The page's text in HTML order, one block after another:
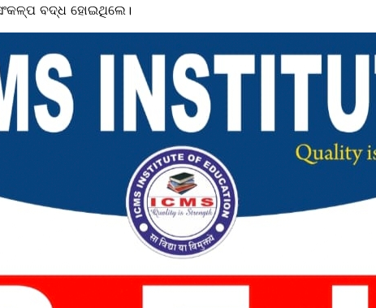
ବଦ୍ଧ ହୋଇଥିଲେ।